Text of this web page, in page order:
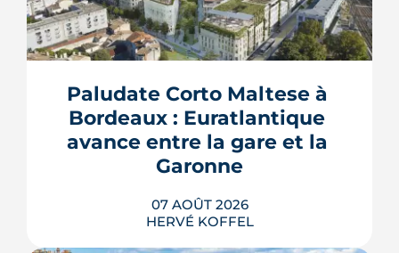
Paludate Corto Maltese à
Bordeaux : Euratlantique
avance entre la gare et la
Garonne
07 AOÛT 2026
HERVÉ KOFFEL